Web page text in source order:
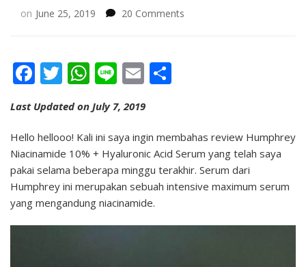
on June 25, 2019 20 Comments
Facebook
Twitter
WhatsApp
LineEmail
Last Updated on July 7, 2019
Hello hellooo! Kali ini saya ingin membahas review Humphrey
Niacinamide 10% + Hyaluronic Acid Serum yang telah saya
pakai selama beberapa minggu terakhir. Serum dari
Humphrey ini merupakan sebuah intensive maximum serum
yang mengandung niacinamide.